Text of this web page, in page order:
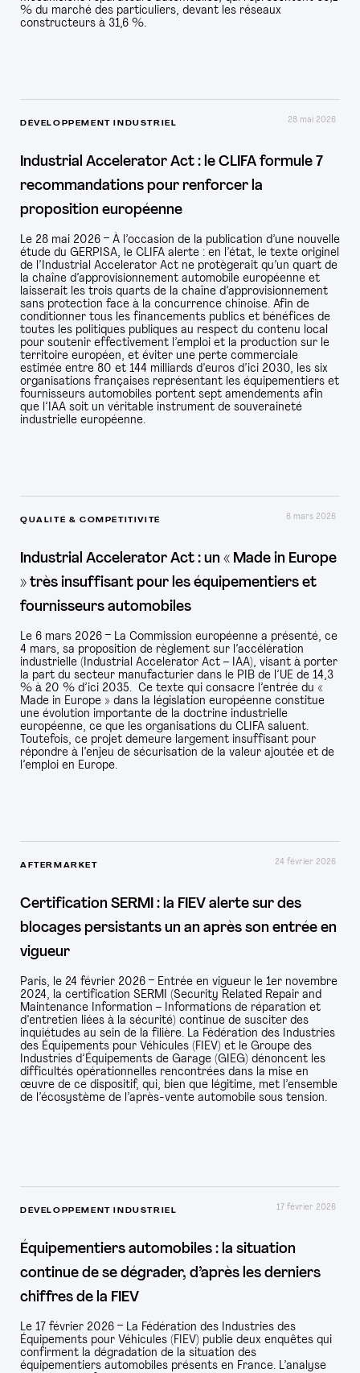
% du marché des particuliers, devant les réseaux
constructeurs à 31,6 %.
DÉVELOPPEMENT INDUSTRIEL 28 mai 2026
Industrial Accelerator Act : le CLIFA formule 7
recommandations pour renforcer la
proposition européenne
Le 28 mai 2026 – À l’occasion de la publication d’une nouvelle
étude du GERPISA, le CLIFA alerte : en l’état, le texte originel
de l’Industrial Accelerator Act ne protègerait qu’un quart de
la chaîne d’approvisionnement automobile européenne et
laisserait les trois quarts de la chaîne d’approvisionnement
sans protection face à la concurrence chinoise. Afin de
conditionner tous les financements publics et bénéfices de
toutes les politiques publiques au respect du contenu local
pour soutenir effectivement l’emploi et la production sur le
territoire européen, et éviter une perte commerciale
estimée entre 80 et 144 milliards d’euros d’ici 2030, les six
organisations françaises représentant les équipementiers et
fournisseurs automobiles portent sept amendements afin
que l’IAA soit un véritable instrument de souveraineté
industrielle européenne.
QUALITÉ & COMPÉTITIVITÉ 6 mars 2026
Industrial Accelerator Act : un « Made in Europe
» très insuffisant pour les équipementiers et
fournisseurs automobiles
Le 6 mars 2026 – La Commission européenne a présenté, ce
4 mars, sa proposition de règlement sur l’accélération
industrielle (Industrial Accelerator Act – IAA), visant à porter
la part du secteur manufacturier dans le PIB de l’UE de 14,3
% à 20 % d’ici 2035. Ce texte qui consacre l’entrée du «
Made in Europe » dans la législation européenne constitue
une évolution importante de la doctrine industrielle
européenne, ce que les organisations du CLIFA saluent.
Toutefois, ce projet demeure largement insuffisant pour
répondre à l’enjeu de sécurisation de la valeur ajoutée et de
l’emploi en Europe.
AFTERMARKET 24 février 2026
Certification SERMI : la FIEV alerte sur des
blocages persistants un an après son entrée en
vigueur
Paris, le 24 février 2026 – Entrée en vigueur le 1er novembre
2024, la certification SERMI (Security Related Repair and
Maintenance Information – Informations de réparation et
d’entretien liées à la sécurité) continue de susciter des
inquiétudes au sein de la filière. La Fédération des Industries
des Équipements pour Véhicules (FIEV) et le Groupe des
Industries d’Équipements de Garage (GIEG) dénoncent les
difficultés opérationnelles rencontrées dans la mise en
œuvre de ce dispositif, qui, bien que légitime, met l’ensemble
de l’écosystème de l’après-vente automobile sous tension.
DÉVELOPPEMENT INDUSTRIEL 17 février 2026
Équipementiers automobiles : la situation
continue de se dégrader, d’après les derniers
chiffres de la FIEV
Le 17 février 2026 – La Fédération des Industries des
Équipements pour Véhicules (FIEV) publie deux enquêtes qui
confirment la dégradation de la situation des
équipementiers automobiles présents en France. L’analyse